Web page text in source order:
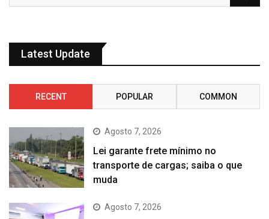
Latest Update
RECENT POPULAR COMMON
Agosto 7, 2026
Lei garante frete mínimo no
transporte de cargas; saiba o que
muda
Agosto 7, 2026